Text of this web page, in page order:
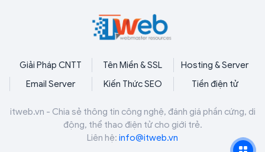
Giải Pháp CNTT Tên Miền & SSL
Hosting & Server
Email Server
Kiến Thức SEO Tiền điện tử
itweb.vn - Chia sẻ thông tin công nghệ, đánh giá phần cứng, di
động, thể thao điện tử cho giới trẻ.
Liên hệ: info@itweb.vn